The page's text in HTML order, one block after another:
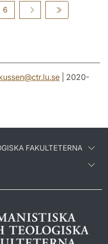
6
@ctr.lu.se | 2020-
FAKULTETERNA